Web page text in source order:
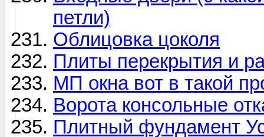
петли)
Облицовка цоколя
Плиты перекрытия и
МП окна вот в такой
Ворота консольные
Плитный фундамент